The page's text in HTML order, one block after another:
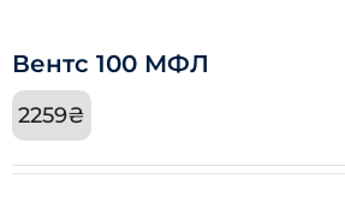
Вентс 100 МФЛ
2259₴